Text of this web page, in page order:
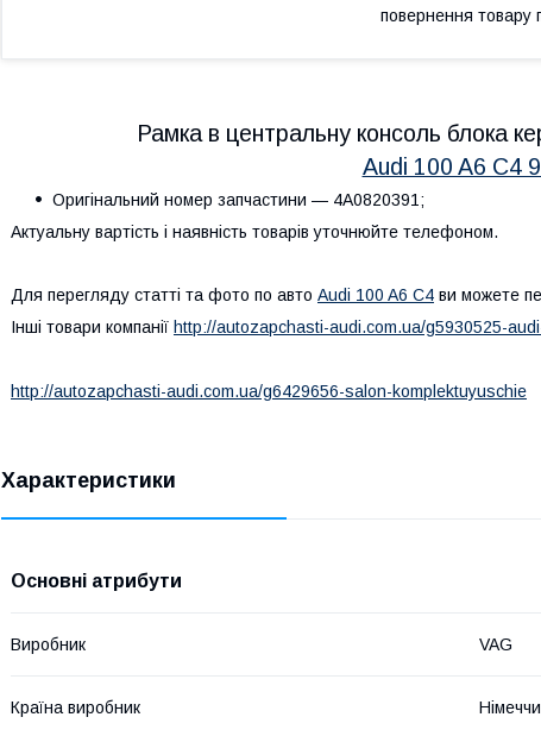
повернення товару
Рамка в центральну консоль блока
Audi 100 A6 C4
Оригінальний номер запчастини — 4A0820391;
Актуальну вартість і наявність товарів уточнюйте телефоном.
Для перегляду статті та фото по авто Audi 100 A6 C4 ви можете
Інші товари компанії http://autozapchasti-audi.com.ua/g5930525-
http://autozapchasti-audi.com.ua/g6429656-salon-komplektuyuschie
Характеристики
Основні атрибути
Виробник VAG
Країна виробник